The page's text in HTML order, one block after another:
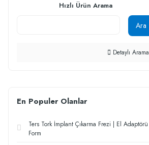
Hızlı Ürün Arama
Ara
Detaylı Arama
En Populer Olanlar
Ters Tork İmplant Çıkarma Frezi | El Adaptörü
Form